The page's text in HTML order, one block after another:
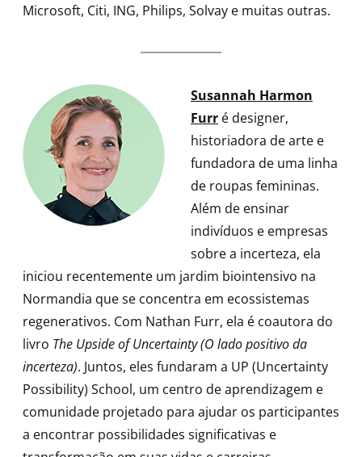
Microsoft, Citi, ING, Philips, Solvay e muitas outras.
Susannah Harmon
Furr é designer,
historiadora de arte e
fundadora de uma linha
de roupas femininas.
Além de ensinar
indivíduos e empresas
sobre a incerteza, ela
iniciou recentemente um jardim biointensivo na
Normandia que se concentra em ecossistemas
regenerativos. Com Nathan Furr, ela é coautora do
livro The Upside of Uncertainty (O lado positivo da
incerteza). Juntos, eles fundaram a UP (Uncertainty
Possibility) School, um centro de aprendizagem e
comunidade projetado para ajudar os participantes
a encontrar possibilidades significativas e